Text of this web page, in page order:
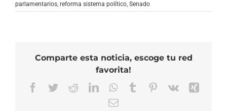
parlamentarios, reforma sistema político, Senado
Comparte esta noticia, escoge tu red
favorita!
Facebook
TwitterRedditLinkedInWhatsApp
TumblrPinterest
Vk
Correo